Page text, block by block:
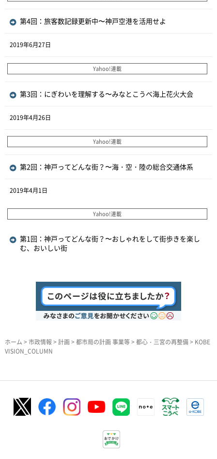
第4回：旅客数記録更新中〜神戸空港を活用せよ
2019年6月27日
Yahoo!連載
第3回：にぎわいを理解する〜みなとこうべ海上花火大会
2019年4月26日
Yahoo!連載
第2回：神戸ってどんな街？〜海・空・陸の総合交通体系
2019年4月1日
Yahoo!連載
第1回：神戸ってどんな街？〜おしゃれをして街歩きを楽し
む、おいしい街
ホーム > 市政情報 > 計画> 都市局の計画 事業等> 都心・三宮の再整備> KOBE
VISION_COLUMN